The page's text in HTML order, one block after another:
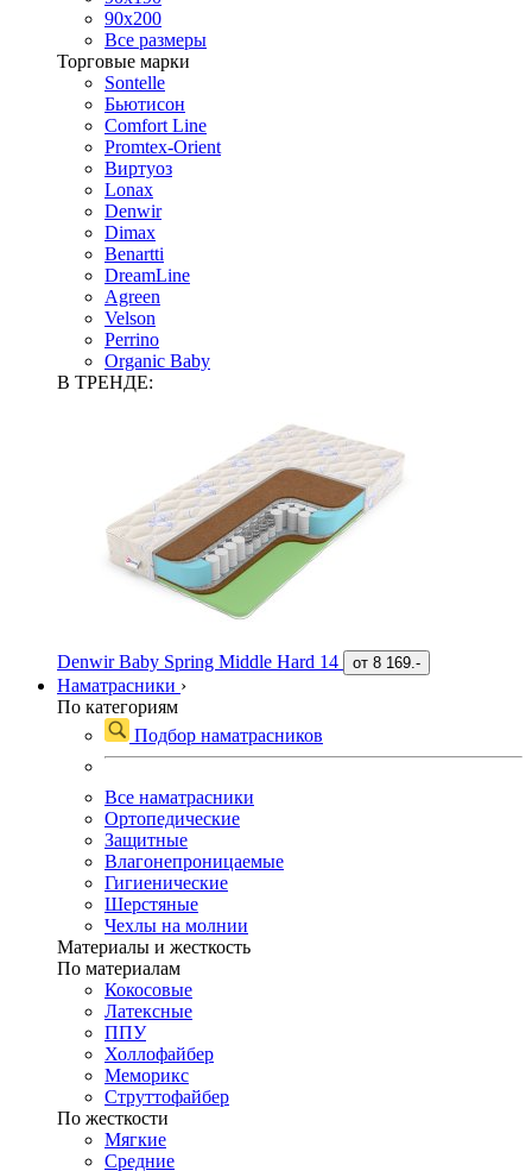
90х200
Все размеры
Торговые марки
Sontelle
Бьютисон
Comfort Line
Promtex-Orient
Виртуоз
Lonax
Denwir
Dimax
Benartti
DreamLine
Agreen
Velson
Perrino
Organic Baby
В ТРЕНДЕ:
Denwir Baby Spring Middle Hard 14 от 8 169.-
Наматрасники ›
По категориям
Подбор наматрасников
Все наматрасники
Ортопедические
Защитные
Влагонепроницаемые
Гигиенические
Шерстяные
Чехлы на молнии
Материалы и жесткость
По материалам
Кокосовые
Латексные
ППУ
Холлофайбер
Меморикс
Струттофайбер
По жесткости
Мягкие
Средние